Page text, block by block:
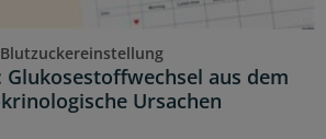
Glukosestoffwechsel aus dem
Ursachen